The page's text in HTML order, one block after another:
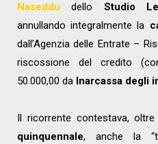
Naseddu dello Studio
annullando integralmente la
dall’Agenzia delle Entrate –
riscossione del credito
50.000,00 da Inarcassa degli
Il ricorrente contestava, oltre
quinquennale, anche la